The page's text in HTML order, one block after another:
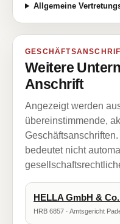
Allgemeine
Weitere
Anschrift
Angezeigt werden
übereinstimmende,
bedeutet nicht
HELLA GmbH &
HRB 6857 · Amtsgericht